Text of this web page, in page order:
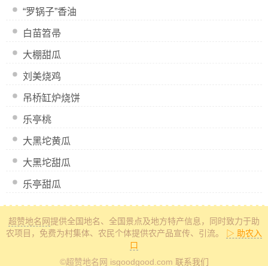
“罗锅子”香油
白苗笤帚
大棚甜瓜
刘美烧鸡
吊桥缸炉烧饼
乐亭桃
大黑坨黄瓜
大黑坨甜瓜
乐亭甜瓜
超赞地名网提供全国地名、全国景点及地方特产信息，同时致力于助
农项目，免费为村集体、农民个体提供农产品宣传、引流。
▷ 助农入
口
©超赞地名网 isgoodgood.com 联系我们